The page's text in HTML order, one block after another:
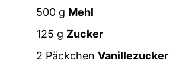
500 g Mehl
125 g Zucker
2 Päckchen Vanillezucker